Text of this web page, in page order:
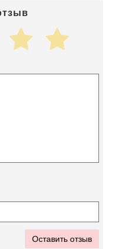
Оставить отзыв